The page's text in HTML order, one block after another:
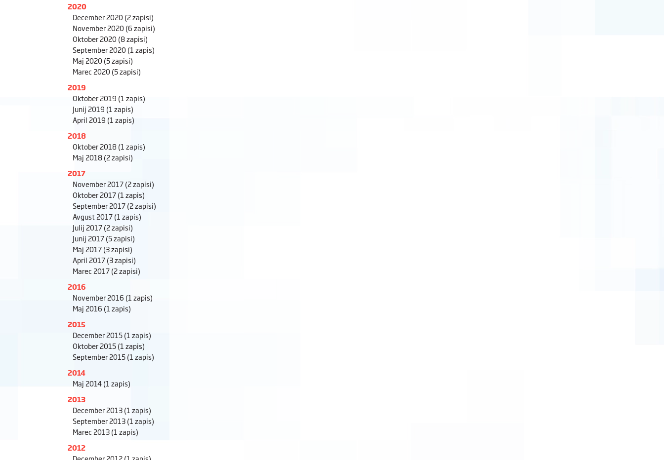
2020
December 2020(2 zapisi)
November 2020(6 zapisi)
Oktober 2020(8 zapisi)
September 2020(1 zapis)
Maj 2020(5 zapisi)
Marec 2020(5 zapisi)
2019
Oktober 2019 (1 zapis)
Junij 2019 (1 zapis)
April 2019 (1 zapis)
2018
Oktober 2018(1 zapis)
Maj 2018(2 zapisi)
2017
November 2017(2 zapisi)
Oktober 2017(1 zapis)
September 2017(2 zapisi)
Avgust 2017(1 zapis)
Julij 2017(2 zapisi)
Junij 2017(5 zapisi)
Maj 2017(3 zapisi)
April 2017(3 zapisi)
Marec 2017(2 zapisi)
2016
November 2016 (1 zapis)
Maj 2016 (1 zapis)
2015
December 2015(1 zapis)
Oktober 2015(1 zapis)
September 2015(1 zapis)
2014
Maj 2014(1 zapis)
2013
December 2013(1 zapis)
September 2013(1 zapis)
Marec 2013(1 zapis)
2012